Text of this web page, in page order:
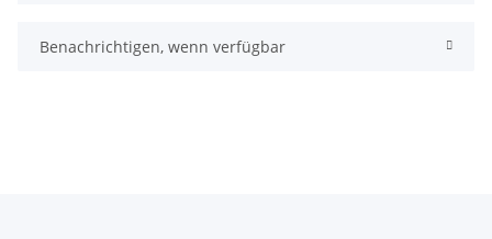
Benachrichtigen, wenn verfügbar